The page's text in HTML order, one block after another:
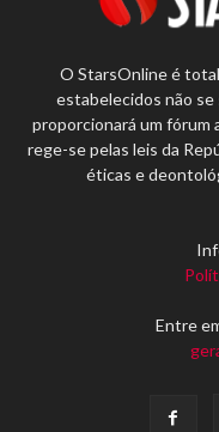
O StarsOnline é
estabelecidos não
proporcionará um fórum
rege-se pelas leis da
éticas e
Entre